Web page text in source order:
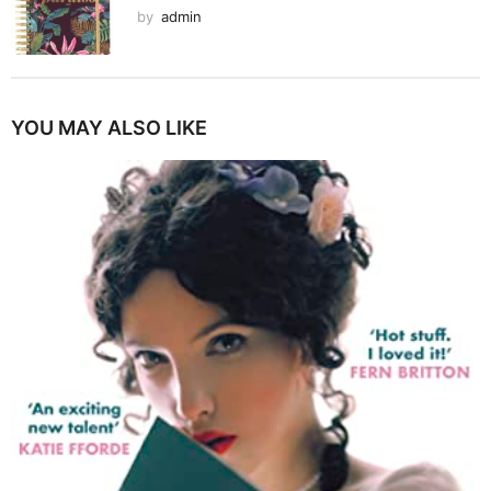
by admin
YOU MAY ALSO LIKE